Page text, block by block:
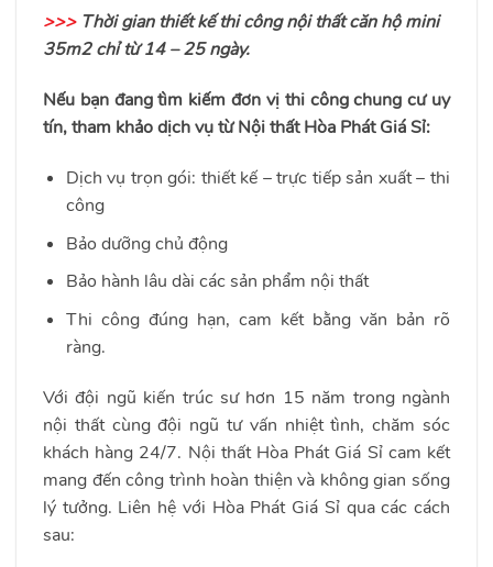
>>>Thời gian thiết kế thi công nội thất căn hộ mini
35m2 chỉ từ 14 – 25 ngày.
Nếu bạn đang tìm kiếm đơn vị thi công chung cư uy
tín, tham khảo dịch vụ từ Nội thất Hòa Phát Giá Sỉ:
Dịch vụ trọn gói: thiết kế – trực tiếp sản xuất – thi
công
Bảo dưỡng chủ động
Bảo hành lâu dài các sản phẩm nội thất
Thi công đúng hạn, cam kết bằng văn bản rõ
ràng.
Với đội ngũ kiến trúc sư hơn 15 năm trong ngành
nội thất cùng đội ngũ tư vấn nhiệt tình, chăm sóc
khách hàng 24/7. Nội thất Hòa Phát Giá Sỉ cam kết
mang đến công trình hoàn thiện và không gian sống
lý tưởng. Liên hệ với Hòa Phát Giá Sỉ qua các cách
sau: